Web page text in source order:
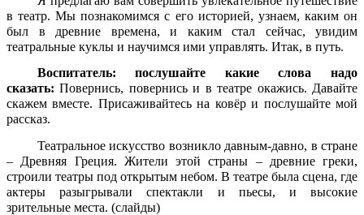
в театр. Мы познакомимся с его историей, узнаем, каким он
был в древние времена, и каким стал сейчас, увидим
театральные куклы и научимся ими управлять. Итак, в путь.
Воспитатель: послушайте какие слова надо
сказать:Повернись, повернись и в театре окажись. Давайте
скажем вместе. Присаживайтесь на ковёр и послушайте мой
рассказ.
Театральное искусство возникло давным-давно, в стране
– Древняя Греция. Жители этой страны – древние греки,
строили театры под открытым небом. В театре была сцена, где
актеры разыгрывали спектакли и пьесы, и высокие
зрительные места. (слайды)